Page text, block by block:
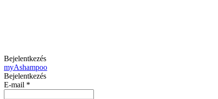
Bejelentkezés
myAshampoo
Bejelentkezés
E-mail *